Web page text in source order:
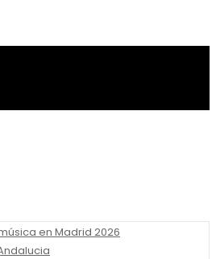
en Madrid 2026